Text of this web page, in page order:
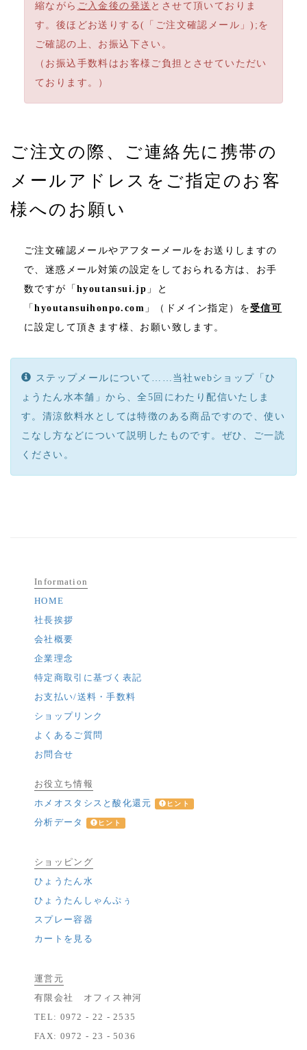
縮ながら ご入金後の発送 とさせて頂いておりま
す。後ほどお送りする(「ご注文確認メール」);を
ご確認の上、お振込下さい。
（お振込手数料はお客様ご負担とさせていただい
ております。）
ご注文の際、ご連絡先に携帯の
メールアドレスをご指定のお客
様へのお願い
ご注文確認メールやアフターメールをお送りしますの
で、迷惑メール対策の設定をしておられる方は、お手
数ですが「 hyoutansui.jp 」と
「hyoutansuihonpo.com 」（ドメイン指定）を受信可
に設定して頂きます様、お願い致します。
ステップメールについて……当社webショップ「ひ
ょうたん水本舗」から、全5回にわたり配信いたしま
す。清涼飲料水としては特徴のある商品ですので、使い
こなし方などについて説明したものです。ぜひ、ご一読
ください。
Information
HOME
社長挨拶
会社概要
企業理念
特定商取引に基づく表記
お支払い/送料・手数料
ショップリンク
よくあるご質問
お問合せ
お役立ち情報
ホメオスタシスと酸化還元
ヒント
分析データ ヒント
ショッピング
ひょうたん水
ひょうたんしゃんぷぅ
スプレー容器
カートを見る
運営元
有限会社 オフィス神河
TEL: 0972 - 22 - 2535
FAX: 0972 - 23 - 5036